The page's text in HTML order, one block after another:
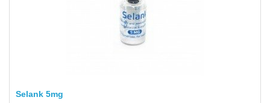
Selank 5mg